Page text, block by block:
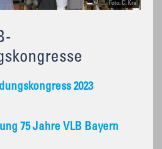
Foto: C. Kral
2023
75 Jahre VLB Bayern